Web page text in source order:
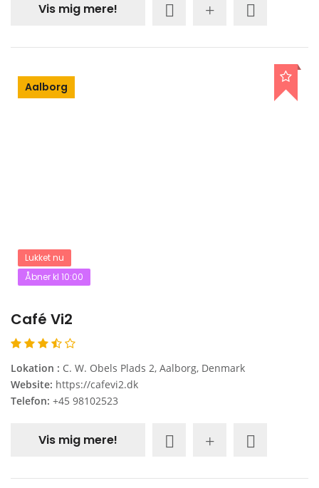
Vis mig mere!
Aalborg
Lukket nu
Åbner kl 10:00
Café Vi2
Lokation : C. W. Obels Plads 2, Aalborg, Denmark
Website: https://cafevi2.dk
Telefon: +45 98102523
Vis mig mere!